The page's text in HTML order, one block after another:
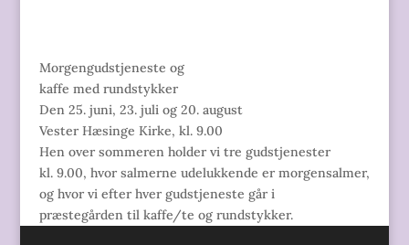
Morgengudstjeneste og
kaffe med rundstykker
Den 25. juni, 23. juli og 20. august
Vester Hæsinge Kirke, kl. 9.00
Hen over sommeren holder vi tre gudstjenester
kl. 9.00, hvor salmerne udelukkende er morgensalmer,
og hvor vi efter hver gudstjeneste går i
præstegården til kaffe/te og rundstykker.